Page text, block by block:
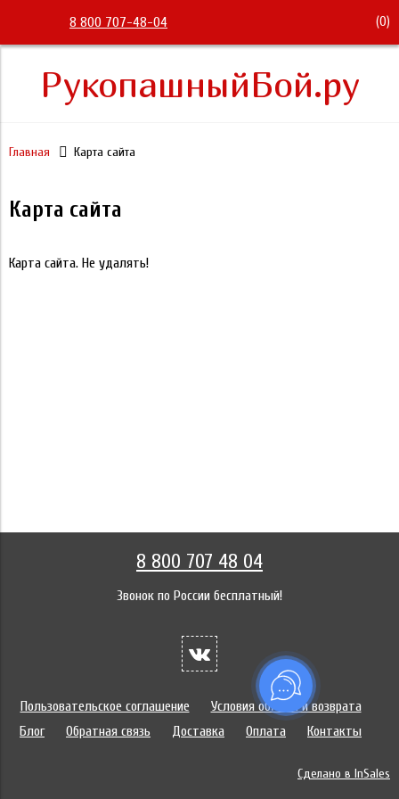
8 800 707-48-04 (0)
РукопашныйБой.ру
Главная Карта сайта
Карта сайта
Карта сайта. Не удалять!
8 800 707 48 04
Звонок по России бесплатный!
Пользовательское соглашение
Условия обмена и возврата
Блог
Обратная связь Доставка Оплата Контакты
Сделано в InSales